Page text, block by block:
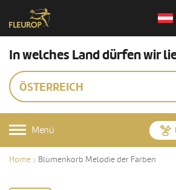
In welches Land dürfen wir
ÖSTERREICH
Menü
Home Blumenkorb Melodie der Farben